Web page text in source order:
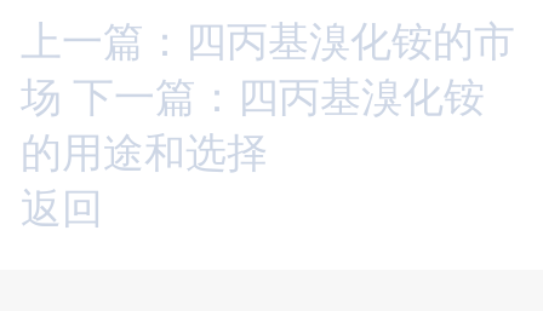
上一篇：四丙基溴化铵的市
场 下一篇：四丙基溴化铵
的用途和选择
返回